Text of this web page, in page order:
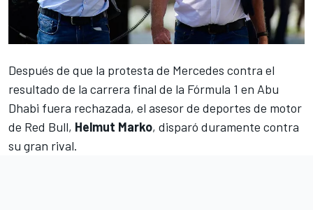
Después de que la protesta de Mercedes contra el
resultado de la carrera final de la Fórmula 1 en Abu
Dhabi fuera rechazada, el asesor de deportes de motor
de Red Bull, Helmut Marko, disparó duramente contra
su gran rival.